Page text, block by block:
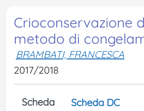
Crioconservazione
metodo di
BRAMBATI, FRANCESCA
2017/2018
Scheda Scheda DC